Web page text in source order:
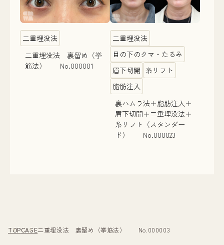
二重埋没法
二重埋没法 裏留め（挙
筋法） No.000001
二重埋没法
目の下のクマ・たるみ
眉下切開 糸リフト
脂肪注入
裏ハムラ法＋脂肪注入＋
眉下切開＋二重埋没法＋
糸リフト（スタンダー
ド） No.000023
TOPCASE二重埋没法 裏留め（挙筋法） No.000003